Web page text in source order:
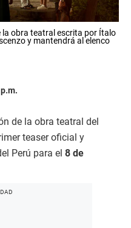
obra teatral escrita por Ítalo
y mantendrá al elenco
de la obra teatral del
teaser oficial y
Perú para el 8 de